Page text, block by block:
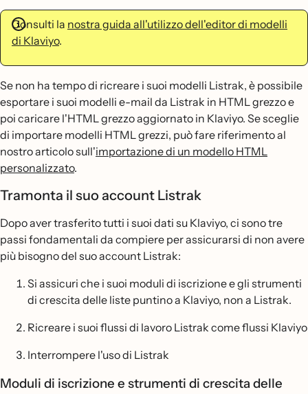
Consulti la nostra guida all'utilizzo dell'editor di modelli
di Klaviyo.
Se non ha tempo di ricreare i suoi modelli Listrak, è possibile
esportare i suoi modelli e-mail da Listrak in HTML grezzo e
poi caricare l'HTML grezzo aggiornato in Klaviyo. Se sceglie
di importare modelli HTML grezzi, può fare riferimento al
nostro articolo sull'importazione di un modello HTML
personalizzato.
Tramonta il suo account Listrak
Dopo aver trasferito tutti i suoi dati su Klaviyo, ci sono tre
passi fondamentali da compiere per assicurarsi di non avere
più bisogno del suo account Listrak:
Si assicuri che i suoi moduli di iscrizione e gli strumenti
di crescita delle liste puntino a Klaviyo, non a Listrak.
Ricreare i suoi flussi di lavoro Listrak come flussi Klaviyo
Interrompere l'uso di Listrak
Moduli di iscrizione e strumenti di crescita delle